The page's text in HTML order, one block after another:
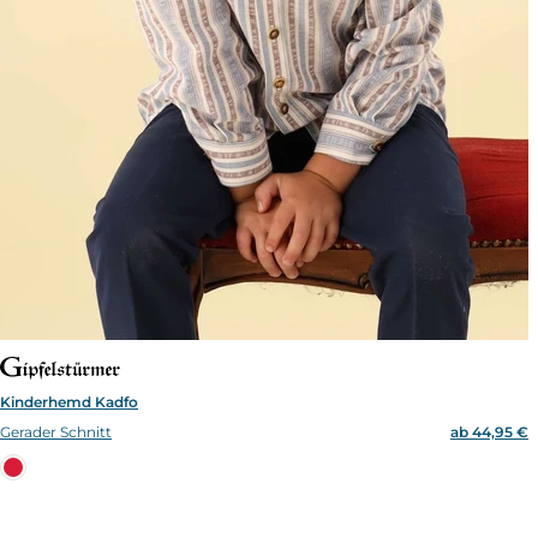
Kinderhemd Kadfo
Gerader Schnitt
ab 44,95 €